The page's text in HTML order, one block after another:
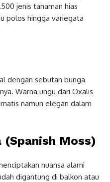
jenis tanaman hias
polos hingga variegata
dengan sebutan bunga
Warna ungu dari Oxalis
namun elegan dalam
(Spanish Moss)
nuansa alami
digantung di balkon atau